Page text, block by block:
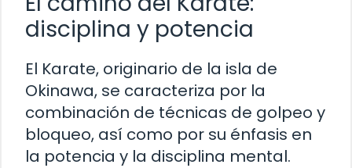
disciplina y potencia
El Karate, originario de la isla de
Okinawa, se caracteriza por la
combinación de técnicas de golpeo y
bloqueo, así como por su énfasis en
la potencia y la disciplina mental.